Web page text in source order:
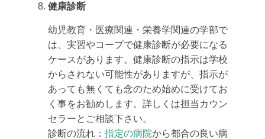
健康診断
幼児教育・医療関連・栄養学関連の学部で
は、実習やコープで健康診断が必要になる
ケースがあります。健康診断の指示は学校
からされない可能性がありますが、指示が
あっても無くても念のため始めに受けてお
く事をお勧めします。詳しくは担当カウン
セラーとご相談下さい。
診断の流れ： 指定の病院から都合の良い病